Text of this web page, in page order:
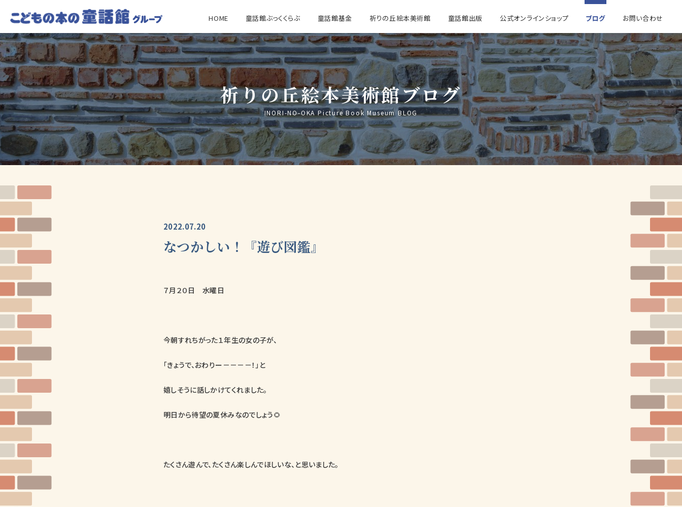
HOME 童話館ぶっくくらぶ 童話館基金 祈りの丘絵本美術館 童話館出版 公式オンラインショップ ブログ お問い合わせ
祈りの丘絵本美術館ブログ
INORI-NO-OKA Picture Book Museum BLOG
2022.07.20
なつかしい！『遊び図鑑』
７月２０日 水曜日
今朝すれちがった１年生の女の子が、
「きょうで、おわりー－－－－！」と
嬉しそうに話しかけてくれました。
明日から待望の夏休みなのでしょう🌻
たくさん遊んで、たくさん楽しんでほしいな、と思いました。